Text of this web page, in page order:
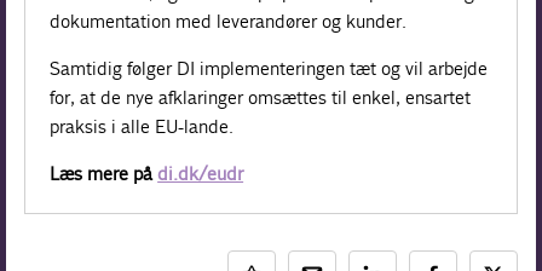
dokumentation med leverandører og kunder.
Samtidig følger DI implementeringen tæt og vil arbejde
for, at de nye afklaringer omsættes til enkel, ensartet
praksis i alle EU-lande.
Læs mere pådi.dk/eudr